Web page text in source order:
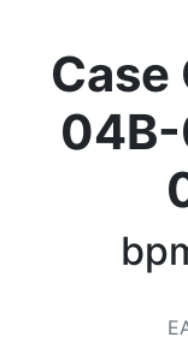
Pays de
Accueil
Baisses de prix
Soutenez-nous
Contactez-
Case
04B-